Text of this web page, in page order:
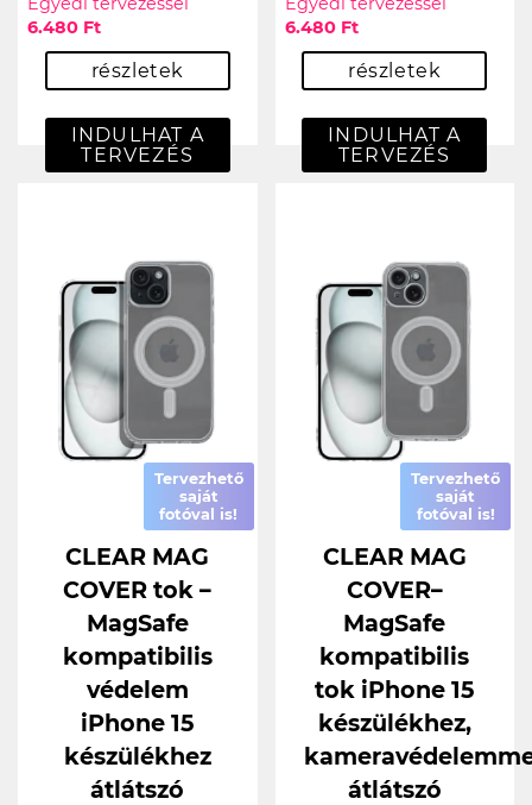
6.480 Ft
részletek
INDULHAT A
TERVEZÉS
6.480 Ft
részletek
INDULHAT A
TERVEZÉS
Tervezhető
saját
fotóval is!
CLEAR MAG
COVER tok –
MagSafe
kompatibilis
védelem
iPhone 15
készülékhez
átlátszó
Tervezhető
saját
fotóval is!
CLEAR MAG
COVER–
MagSafe
kompatibilis
tok iPhone 15
készülékhez,
átlátszó